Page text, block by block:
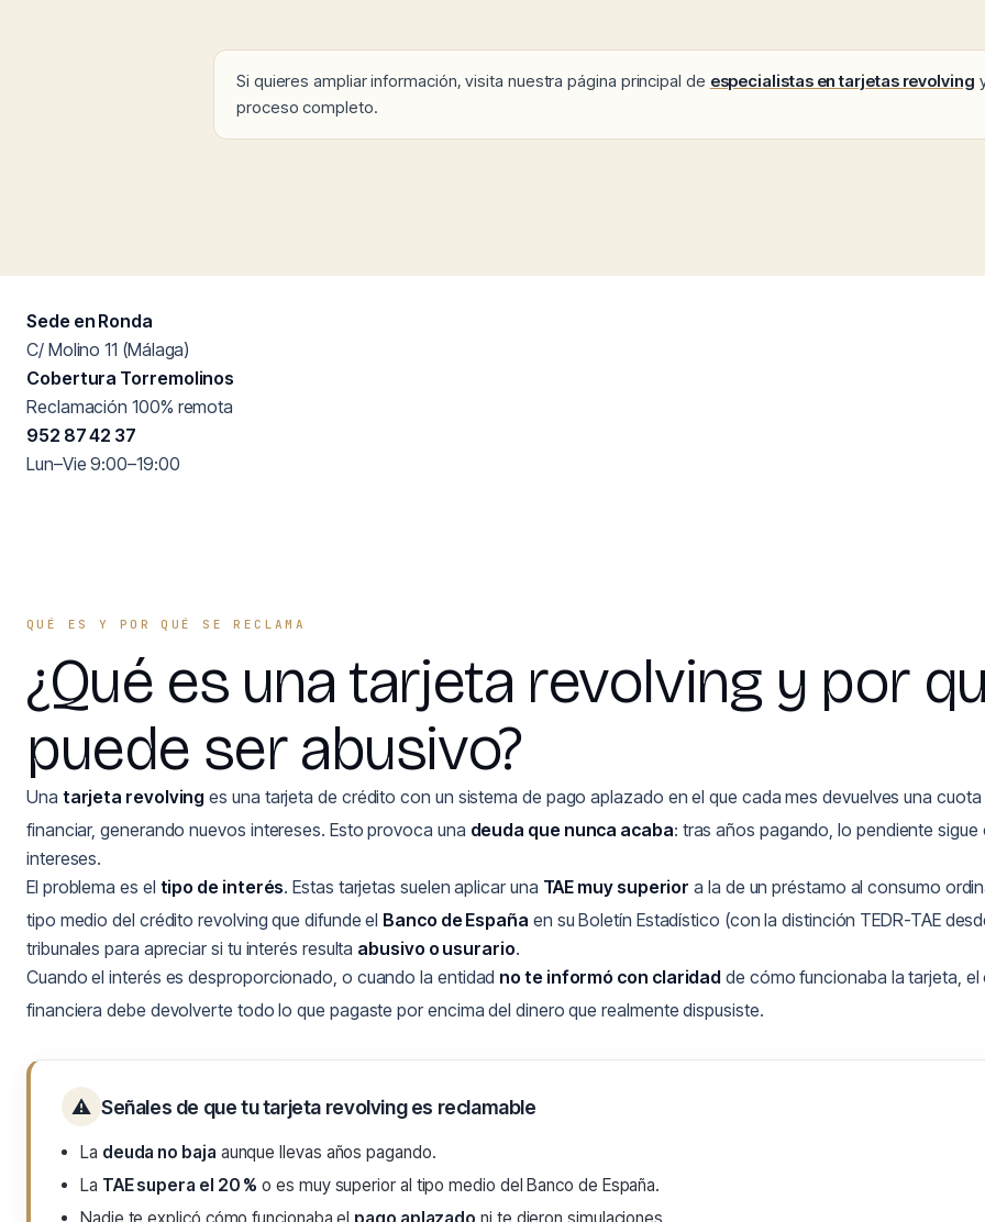
Si quieres ampliar información, visita nuestra página principal de especialistas en tarjetas revolving
proceso completo.
Sede en Ronda
C/ Molino 11 (Málaga)
Cobertura Torremolinos
Reclamación 100% remota
952 87 42 37
Lun–Vie 9:00–19:00
QUÉ ES Y POR QUÉ SE RECLAMA
¿Qué es una tarjeta revolving y por
puede ser abusivo?
Una tarjeta revolving es una tarjeta de crédito con un sistema de pago aplazado en el que cada mes devuelves una
financiar, generando nuevos intereses. Esto provoca una deuda que nunca acaba: tras años pagando, lo pendiente
intereses.
El problema es el tipo de interés. Estas tarjetas suelen aplicar una TAE muy superior a la de un préstamo al consumo
tipo medio del crédito revolving que difunde el Banco de España en su Boletín Estadístico (con la distinción TEDR-TAE
tribunales para apreciar si tu interés resulta abusivo o usurario.
Cuando el interés es desproporcionado, o cuando la entidad no te informó con claridad de cómo funcionaba la tarjeta,
financiera debe devolverte todo lo que pagaste por encima del dinero que realmente dispusiste.
⚠ Señales de que tu tarjeta revolving es reclamable
La deuda no baja aunque llevas años pagando.
La TAE supera el 20 % o es muy superior al tipo medio del Banco de España.